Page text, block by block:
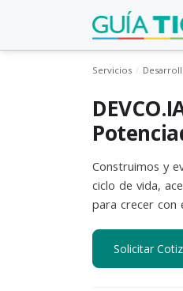
Servicios
Construimos y
ciclo de vida,
para crecer con
Solicitar